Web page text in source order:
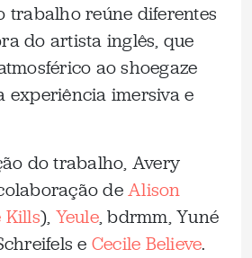
trabalho reúne diferentes
do artista inglês, que
ao shoegaze
experiência imersiva e
do trabalho, Avery
deAlison
Kills), Yeule, bdrmm, Yuné
e Cecile Believe.